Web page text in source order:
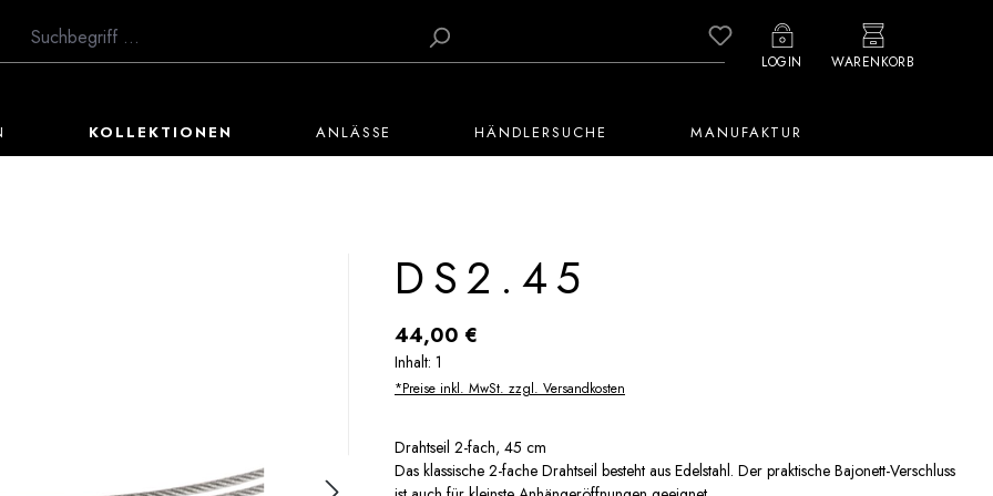
Du hast 0 Produkte auf dem
LOGIN WARENKORB
KOLLEKTIONEN ANLÄSSE HÄNDLERSUCHE MANUFAKTUR
DS2.45
Regulärer Preis:
44,00 €
Inhalt: 1
*Preise inkl. MwSt. zzgl. Versandkosten
Drahtseil 2-fach, 45 cm
Das klassische 2-fache Drahtseil besteht aus Edelstahl. Der praktische Bajonett-Verschluss